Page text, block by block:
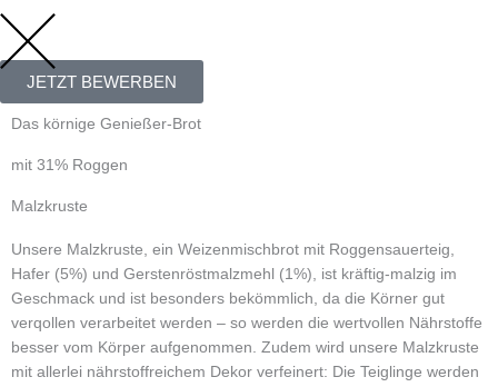
JETZT BEWERBEN
Das körnige Genießer-Brot
mit 31% Roggen
Malzkruste
Unsere Malzkruste, ein Weizenmischbrot mit Roggensauerteig,
Hafer (5%) und Gerstenröstmalzmehl (1%), ist kräftig-malzig im
Geschmack und ist besonders bekömmlich, da die Körner gut
verqollen verarbeitet werden – so werden die wertvollen Nährstoffe
besser vom Körper aufgenommen. Zudem wird unsere Malzkruste
mit allerlei nährstoffreichem Dekor verfeinert: Die Teiglinge werden